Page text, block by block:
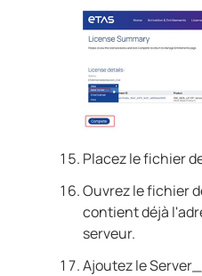
Placez le fichier
Ouvrez le fichier
contient déjà
serveur.
Ajoutez le